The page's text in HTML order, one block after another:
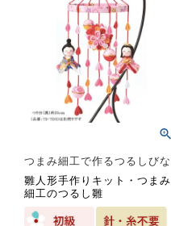
つまみ細工で作るつるしびな
雛人形手作りキット・つまみ
細工のつるし雛